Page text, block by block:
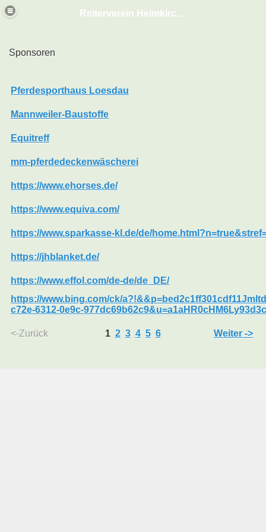
Reiterverein Heimkirchen
Sponsoren
Pferdesporthaus Loesdau
Mannweiler-Baustoffe
Equitreff
mm-pferdedeckenwäscherei
https://www.ehorses.de/
https://www.equiva.com/
https://www.sparkasse-kl.de/de/
https://jhblanket.de/
https://www.effol.com/de-de/de_DE/
https://www.bing.com/ck/
c72e-6312-0e9c-
<-Zurück 1 2 3 4 5 6 Weiter ->